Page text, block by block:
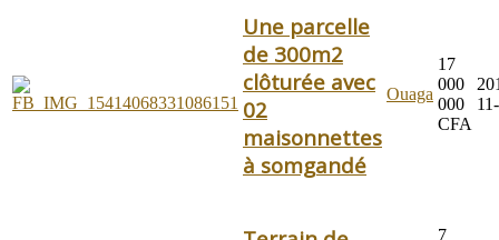
Une parcelle
de 300m2
clôturée avec
02
maisonnettes
à somgandé
Ouaga
17
000
000
CFA
7